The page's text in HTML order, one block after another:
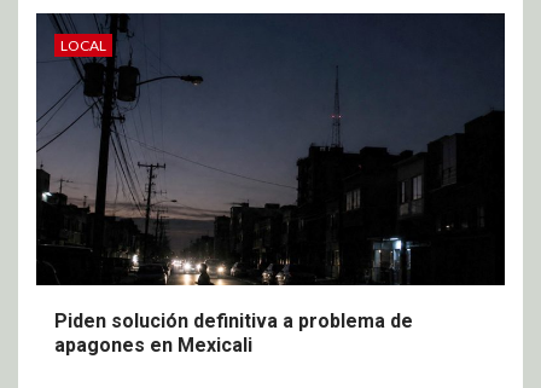
LOCAL
Piden solución definitiva a problema de
apagones en Mexicali